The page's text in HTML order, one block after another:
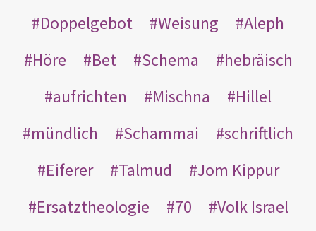
Doppelgebot
Weisung
Aleph
Höre
Bet Schema
hebräisch
aufrichten
Mischna
Hillel
mündlich
Schammai
schriftlich
Eiferer
Talmud
Jom Kippur
Ersatztheologie
70
Volk Israel